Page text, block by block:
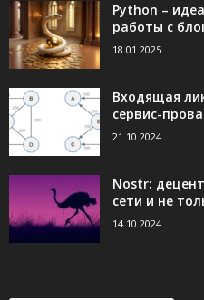
Python –
работы с
18.01.2025
Входящая
сервис-
21.10.2024
Nostr:
сети и не
14.10.2024